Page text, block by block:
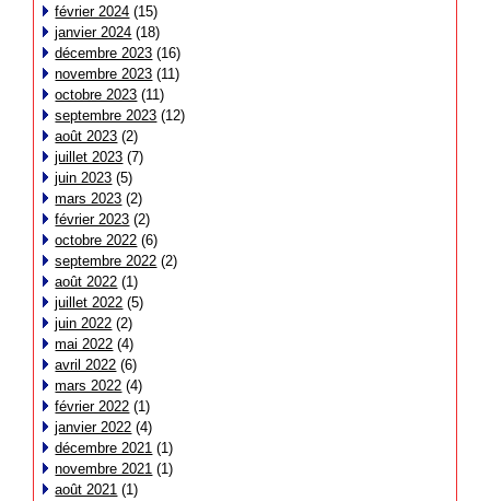
février 2024 (15)
janvier 2024 (18)
décembre 2023 (16)
novembre 2023 (11)
octobre 2023 (11)
septembre 2023 (12)
août 2023 (2)
juillet 2023 (7)
juin 2023 (5)
mars 2023 (2)
février 2023 (2)
octobre 2022 (6)
septembre 2022 (2)
août 2022 (1)
juillet 2022 (5)
juin 2022 (2)
mai 2022 (4)
avril 2022 (6)
mars 2022 (4)
février 2022 (1)
janvier 2022 (4)
décembre 2021 (1)
novembre 2021 (1)
août 2021 (1)